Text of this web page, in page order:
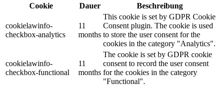
Cookie
Dauer Beschreibung
cookielawinfo-
checkbox-analytics
11
months
This cookie is set by GDPR Cookie
Consent plugin. The cookie is used
to store the user consent for the
cookies in the category "Analytics".
cookielawinfo-
checkbox-functional
11
months
The cookie is set by GDPR cookie
consent to record the user consent
for the cookies in the category
"Functional".